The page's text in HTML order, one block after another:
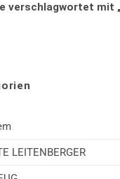
verschlagwortet mit
LEITENBERGER